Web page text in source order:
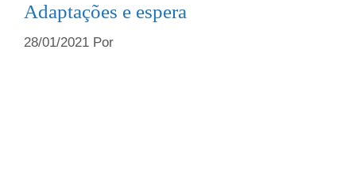
Adaptações e espera
28/01/2021 Por